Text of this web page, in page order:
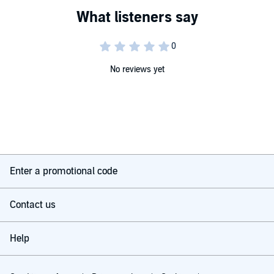
No reviews yet
Enter a promotional code
Contact us
Help